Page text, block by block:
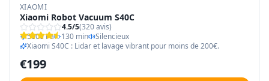
XIAOMI
Xiaomi Robot Vacuum S40C
4.5/5(320avis)
5000 Pa
130 min
Silencieux
Xiaomi S40C : Lidar et lavage vibrant pour moins de 200€.
€199